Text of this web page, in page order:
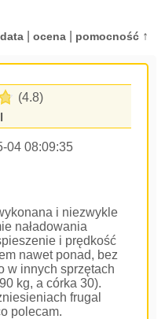
data| ocena| pomocność↑
(4.8)
04 08:09:35
i niezwykle
naładowania
i prędkość
nawet ponad, bez
w innych sprzętach
kg, a córka 30).
frugal
polecam.